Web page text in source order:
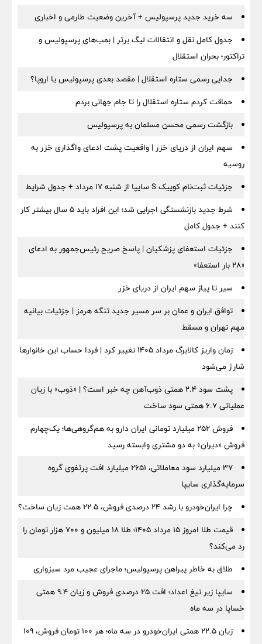
سه خرید جدید پرسپولیس + آخرین وضعیت طارمی و اخباری
جدول کامل نقل و انتقالات لیگ برتر | بمب‌های پرسپولیس و
تراکتور؛ بحران استقلال
جدایی رسمی ستاره استقلال | مقصد بعدی پرسپولیس یا اروپا؟
حماقت کردم ستاره استقلال را تا جام جهانی بردم
بازگشت رسمی محسن مسلمان به پرسپولیس
سهم ایران از دریای خزر | واقعیت پشت ادعای واگذاری خزر به
روسیه
جزئیات ثبت‌نام کوییک S سایپا از شنبه ۱۷ مرداد + جدول شرایط
شرط جدید بازنشستگی اجرایی شد؛ این افراد باید ۵ سال بیشتر کار
کنند + جدول کامل
جزئیات استعفای پزشکیان | پاسخ صریح رئیس‌جمهور به ادعای
«۲۸ بار استعفا»
سیر تا پیاز سهم ایران از دریای خزر
توافق ایران و عمان بر سر مسیر جدید تنگه هرمز | جزئیات بیانیه
مهم تهران و مسقط
زمان واریز کالابرگ مرداد ۱۴۰۵ تغییر کرد | فردا حساب این خانوارها
شارژ می‌شود
پشت سود ۲.۴ همتی ذوب‌آهن چه خبر است؟ | «ذوب» با زیان
عملیاتی ۶.۷ همتی سود ساخت
فروش ۲۵۲ میلیارد تومانی ایران دارو به هم‌گروهی‌ها؛ یک‌چهارم
فروش «دیران» به دو مشتری وابسته رسید
۳۷ میلیارد سود معاملاتی، ۲۶۵۱ میلیارد افت پرتفوی گروه
سرمایه‌گذاری سایپا
چرا ایران‌خودرو با رشد ۲۴ درصدی فروش، ۲۲.۵ همت زیان ساخت؟
قیمت طلا امروز ۱۵ مرداد ۱۴۰۵؛ طلا ۱۸ میلیون و ۷۰۰ هزار تومان را
رد می‌کند؟
طلاق به خاطر پیراهن پرسپولیس؛ ماجرای عجیب مرد سبزواری
سایپا زیر تیغ اعداد؛ افت ۲۵ درصدی فروش و زیان ۹.۴ همتی
خساپا در سه ماه
زیان ۲۲.۵ همتی ایران‌خودرو در سه ماه؛ هر ۱۰۰ تومان فروش، ۱۰۹